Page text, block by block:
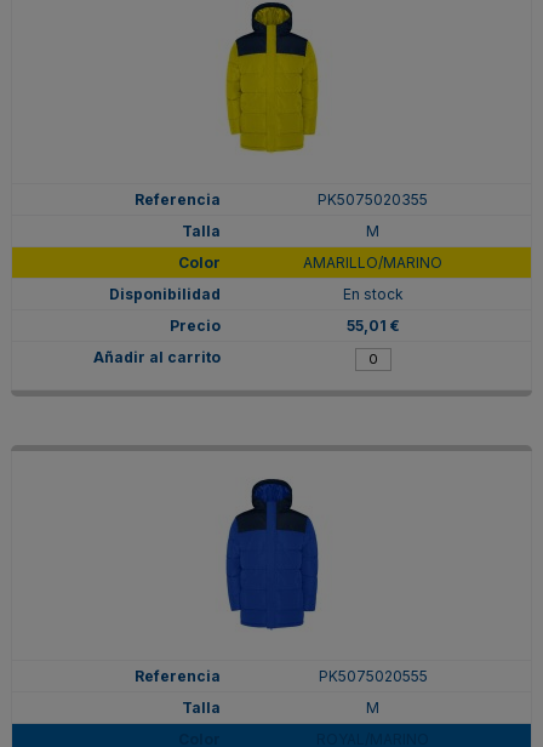
PK5075020355
M
AMARILLO/MARINO
En stock
55,01 €
PK5075020555
M